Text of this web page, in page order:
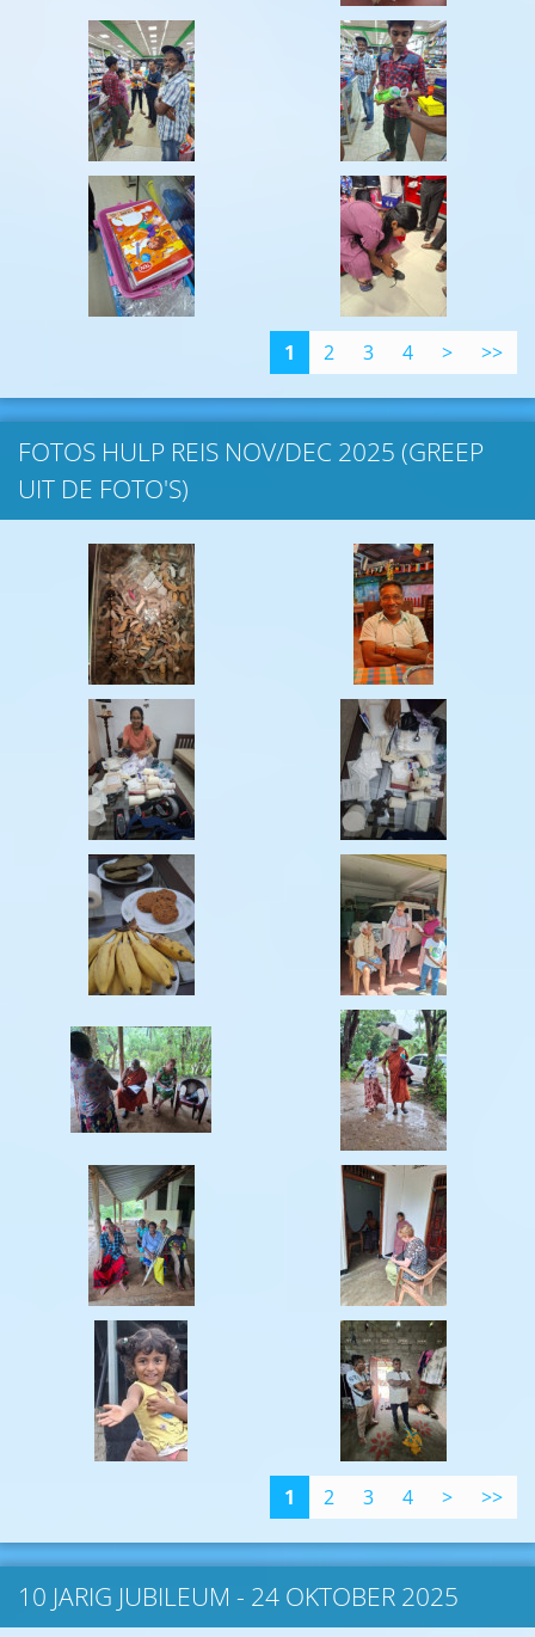
1 2 3 4 > >>
FOTOS HULP REIS NOV/DEC 2025 (GREEP
UIT DE FOTO'S)
1 2 3 4 > >>
10 JARIG JUBILEUM - 24 OKTOBER 2025